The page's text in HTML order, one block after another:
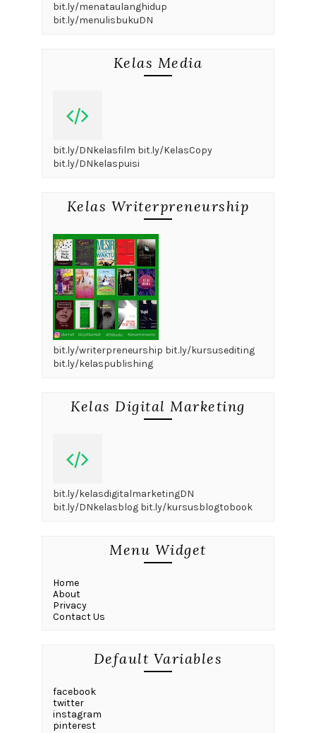
bit.ly/menataulanghidup
bit.ly/menulisbukuDN
Kelas Media
bit.ly/DNkelasfilm bit.ly/KelasCopy
bit.ly/DNkelaspuisi
Kelas Writerpreneurship
bit.ly/writerpreneurship bit.ly/kursusediting
bit.ly/kelaspublishing
Kelas Digital Marketing
bit.ly/kelasdigitalmarketingDN
bit.ly/DNkelasblog bit.ly/kursusblogtobook
Menu Widget
Home
About
Privacy
Contact Us
Default Variables
facebook
twitter
instagram
pinterest